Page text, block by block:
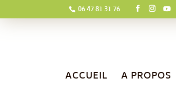
06 47 81 31 76
ACCUEIL A PROPOS